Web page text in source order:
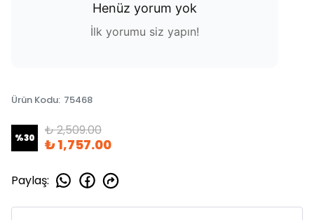
Henüz yorum yok
İlk yorumu siz yapın!
Ürün Kodu: 75468
%30 ₺ 2,509.00
₺ 1,757.00
Paylaş: